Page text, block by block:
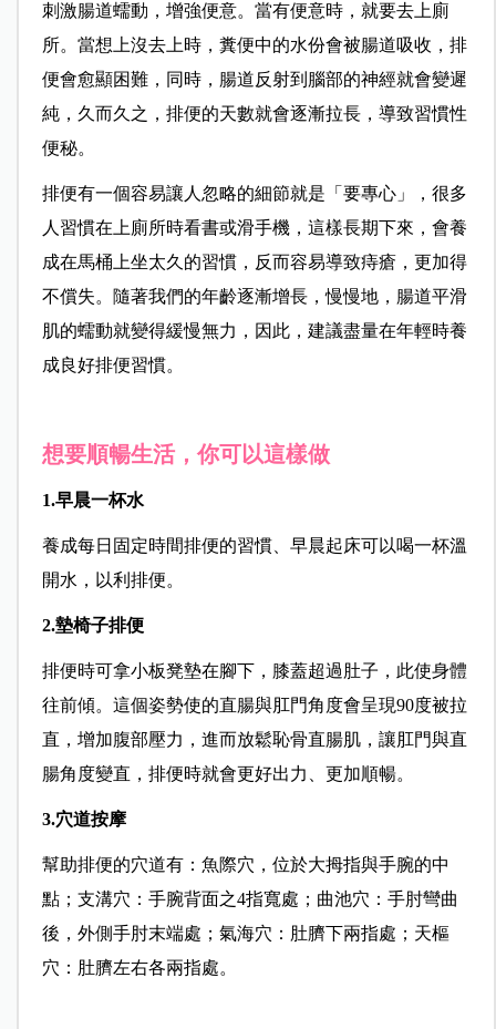
刺激腸道蠕動，增強便意。當有便意時，就要去上廁
所。當想上沒去上時，糞便中的水份會被腸道吸收，排
便會愈顯困難，同時，腸道反射到腦部的神經就會變遲
純，久而久之，排便的天數就會逐漸拉長，導致習慣性
便秘。
排便有一個容易讓人忽略的細節就是「要專心」，很多
人習慣在上廁所時看書或滑手機，這樣長期下來，會養
成在馬桶上坐太久的習慣，反而容易導致痔瘡，更加得
不償失。隨著我們的年齡逐漸增長，慢慢地，腸道平滑
肌的蠕動就變得緩慢無力，因此，建議盡量在年輕時養
成良好排便習慣。
想要順暢生活，你可以這樣做
1.早晨一杯水
養成每日固定時間排便的習慣、早晨起床可以喝一杯溫
開水，以利排便。
2.墊椅子排便
排便時可拿小板凳墊在腳下，膝蓋超過肚子，此使身體
往前傾。這個姿勢使的直腸與肛門角度會呈現90度被拉
直，增加腹部壓力，進而放鬆恥骨直腸肌，讓肛門與直
腸角度變直，排便時就會更好出力、更加順暢。
3.穴道按摩
幫助排便的穴道有：魚際穴，位於大拇指與手腕的中
點；支溝穴：手腕背面之4指寬處；曲池穴：手肘彎曲
後，外側手肘末端處；氣海穴：肚臍下兩指處；天樞
穴：肚臍左右各兩指處。